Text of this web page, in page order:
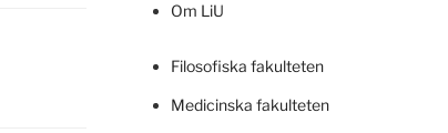
Om LiU
Filosofiska fakulteten
Medicinska fakulteten